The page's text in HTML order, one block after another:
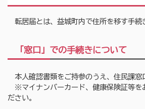
転居届とは、益城町内で住所を移す手続
「窓口」での手続きについて
本人確認書類をご持参のうえ、住民課窓
※マイナンバーカード、健康保険証等を
ださい。